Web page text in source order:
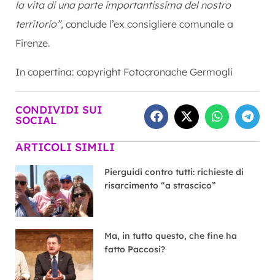
la vita di una parte importantissima del nostro
territorio”, conclude l’ex consigliere comunale a
Firenze.
In copertina: copyright Fotocronache Germogli
CONDIVIDI SUI
SOCIAL
ARTICOLI SIMILI
Pierguidi contro tutti: richieste di
risarcimento “a strascico”
Ma, in tutto questo, che fine ha
fatto Paccosi?